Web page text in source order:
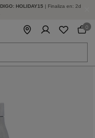
HOLIDAY15 | Finaliza en: 2d
REBAJAS
0